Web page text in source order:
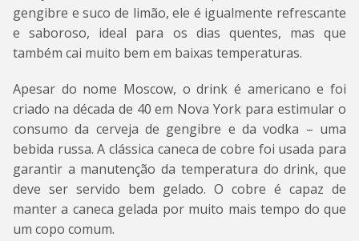
gengibre e suco de limão, ele é igualmente refrescante
e saboroso, ideal para os dias quentes, mas que
também cai muito bem em baixas temperaturas.
Apesar do nome Moscow, o drink é americano e foi
criado na década de 40 em Nova York para estimular o
consumo da cerveja de gengibre e da vodka – uma
bebida russa. A clássica caneca de cobre foi usada para
garantir a manutenção da temperatura do drink, que
deve ser servido bem gelado. O cobre é capaz de
manter a caneca gelada por muito mais tempo do que
um copo comum.